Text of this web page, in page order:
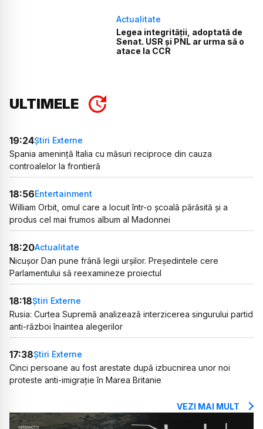
Actualitate
Legea integrității, adoptată de
Senat. USR și PNL ar urma să o
atace la CCR
ULTIMELE
19:24Știri Externe
Spania amenință Italia cu măsuri reciproce din cauza
controalelor la frontieră
18:56Entertainment
William Orbit, omul care a locuit într-o școală părăsită și a
produs cel mai frumos album al Madonnei
18:20Actualitate
Nicușor Dan pune frână legii urșilor. Președintele cere
Parlamentului să reexamineze proiectul
18:18Știri Externe
Rusia: Curtea Supremă analizează interzicerea singurului partid
anti-război înaintea alegerilor
17:38Știri Externe
Cinci persoane au fost arestate după izbucnirea unor noi
proteste anti-imigrație în Marea Britanie
VEZI MAI MULT